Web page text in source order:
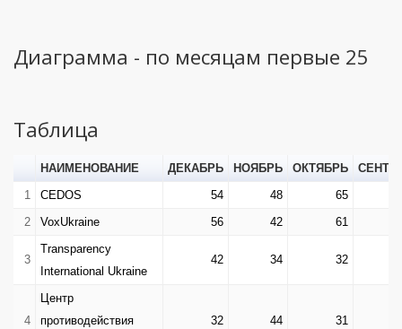
Диаграмма - по месяцам первые 25
Таблица
НАИМЕНОВАНИЕ ДЕКАБРЬ НОЯБРЬ ОКТЯБРЬ
1
CEDOS 54 48
65
2
VoxUkraine 56 42 61
3
Transparency
International Ukraine
42 34 32
4
Центр
противодействия
32 44 31